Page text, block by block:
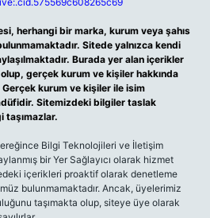
herhangi bir marka, kurum veya şahıs
Sitede yalnızca kendi
Burada yer alan içerikler
gerçek kurum ve kişiler hakkında
Gerçek kurum ve kişiler ile isim
Sitemizdeki bilgiler taslak
taşımazlar.
Bilgi Teknolojileri ve İletişim
bir Yer Sağlayıcı olarak hizmet
içerikleri proaktif olarak denetleme
bulunmamaktadır. Ancak, üyelerimiz
taşımakta olup, siteye üye olarak